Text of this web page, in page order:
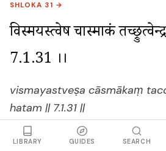
SHLOKA 31 →
विस्मयस्त्वेष चास्माकं
7.1.31 ।।
vismayastveṣa cāsmākaṃ
hatam || 7.1.31 ||
LIBRARY GUIDES SEARCH